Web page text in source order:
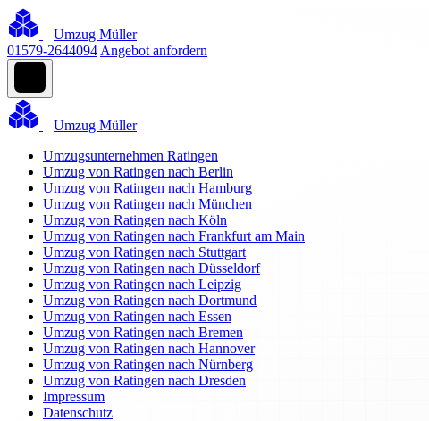
Umzug Müller
01579-2644094 Angebot anfordern
Umzug Müller
Umzugsunternehmen Ratingen
Umzug von Ratingen nach Berlin
Umzug von Ratingen nach Hamburg
Umzug von Ratingen nach München
Umzug von Ratingen nach Köln
Umzug von Ratingen nach Frankfurt am Main
Umzug von Ratingen nach Stuttgart
Umzug von Ratingen nach Düsseldorf
Umzug von Ratingen nach Leipzig
Umzug von Ratingen nach Dortmund
Umzug von Ratingen nach Essen
Umzug von Ratingen nach Bremen
Umzug von Ratingen nach Hannover
Umzug von Ratingen nach Nürnberg
Umzug von Ratingen nach Dresden
Impressum
Datenschutz